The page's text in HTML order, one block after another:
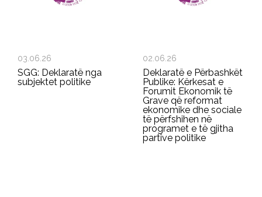
03.06.26
SGG: Deklaratë nga
subjektet politike
02.06.26
Deklaratë e Përbashkët
Publike: Kërkesat e
Forumit Ekonomik të
Grave që reformat
ekonomike dhe sociale
të përfshihen në
programet e të gjitha
partive politike